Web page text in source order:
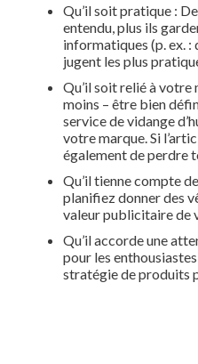
Qu’il soit pratique :
entendu, plus ils
informatiques (p. ex. :
jugent les plus
Qu’il soit relié à
moins – être bien
service de vidange
votre marque. Si
également de perdre
Qu’il tienne compte
planifiez donner des
valeur publicitaire de
Qu’il accorde une
pour les
stratégie de produits